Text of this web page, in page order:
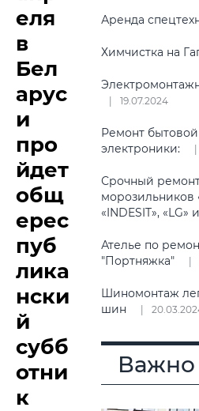
еля
в
Бел
арус
и
про
йдет
общ
ерес
пуб
лика
нски
й
субб
отни
к
Аренда
Химчистка на
19.07.2024
Ремонт
электроники:
Срочный
морозильников
«INDESIT», «LG»
Ателье по
"Портняжка"
Шиномонтаж
шин
Важно